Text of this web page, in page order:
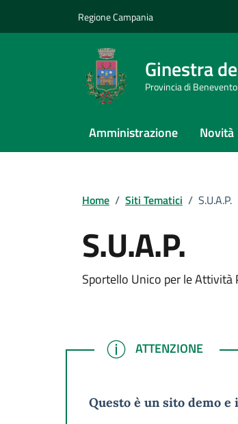
Regione Campania
Ginestra
Provincia di Benevento
Amministrazione Novità
Home / Siti Tematici / S.U.A.P.
S.U.A.P.
Sportello Unico per le
ATTENZIONE
ATTENZIONE
Questo è un sito demo